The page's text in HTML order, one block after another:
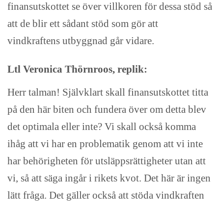
finansutskottet se över villkoren för dessa stöd så
att de blir ett sådant stöd som gör att
vindkraftens utbyggnad går vidare.
Ltl Veronica Thörnroos, replik:
Herr talman! Självklart skall finansutskottet titta
på den här biten och fundera över om detta blev
det optimala eller inte? Vi skall också komma
ihåg att vi har en problematik genom att vi inte
har behörigheten för utsläppsrättigheter utan att
vi, så att säga ingår i rikets kvot. Det här är ingen
lätt fråga. Det gäller också att stöda vindkraften